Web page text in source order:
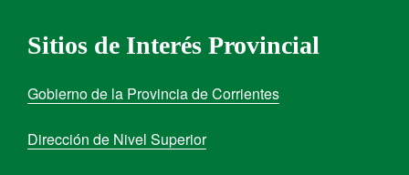
Sitios de Interés Provincial
Gobierno de la Provincia de Corrientes
Dirección de Nivel Superior